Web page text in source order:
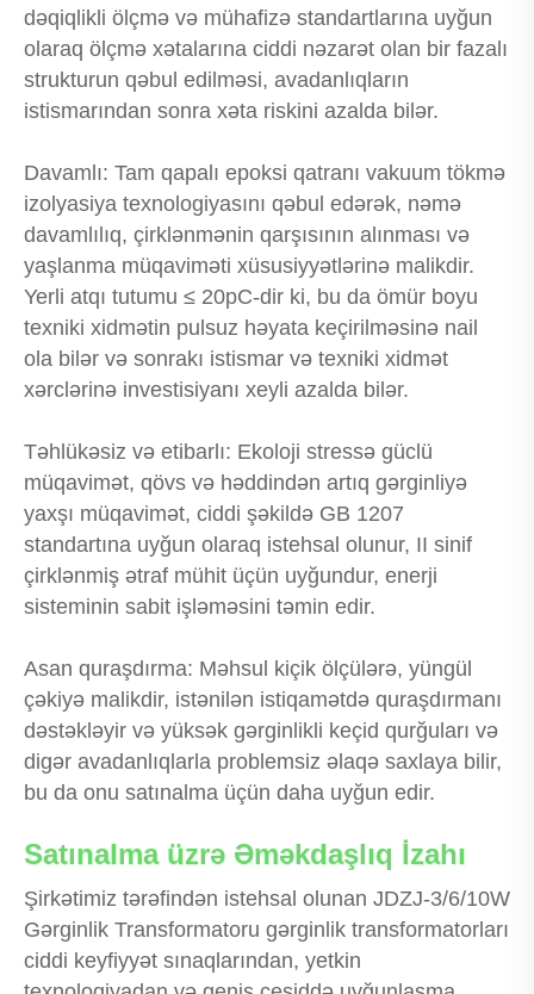
dəqiqlikli ölçmə və mühafizə standartlarına uyğun
olaraq ölçmə xətalarına ciddi nəzarət olan bir fazalı
strukturun qəbul edilməsi, avadanlıqların
istismarından sonra xəta riskini azalda bilər.
Davamlı: Tam qapalı epoksi qatranı vakuum tökmə
izolyasiya texnologiyasını qəbul edərək, nəmə
davamlılıq, çirklənmənin qarşısının alınması və
yaşlanma müqaviməti xüsusiyyətlərinə malikdir.
Yerli atqı tutumu ≤ 20pC-dir ki, bu da ömür boyu
texniki xidmətin pulsuz həyata keçirilməsinə nail
ola bilər və sonrakı istismar və texniki xidmət
xərclərinə investisiyanı xeyli azalda bilər.
Təhlükəsiz və etibarlı: Ekoloji stressə güclü
müqavimət, qövs və həddindən artıq gərginliyə
yaxşı müqavimət, ciddi şəkildə GB 1207
standartına uyğun olaraq istehsal olunur, II sinif
çirklənmiş ətraf mühit üçün uyğundur, enerji
sisteminin sabit işləməsini təmin edir.
Asan quraşdırma: Məhsul kiçik ölçülərə, yüngül
çəkiyə malikdir, istənilən istiqamətdə quraşdırmanı
dəstəkləyir və yüksək gərginlikli keçid qurğuları və
digər avadanlıqlarla problemsiz əlaqə saxlaya bilir,
bu da onu satınalma üçün daha uyğun edir.
Satınalma üzrə Əməkdaşlıq İzahı
Şirkətimiz tərəfindən istehsal olunan JDZJ-3/6/10W
Gərginlik Transformatoru gərginlik transformatorları
ciddi keyfiyyət sınaqlarından, yetkin